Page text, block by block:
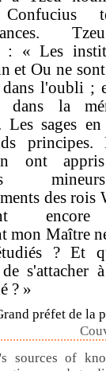
: « Les
et Ou ne
dans l'oubli ;
dans la
Les sages
principes.
ont appris
des rois
mon Maître
? Et
s'attacher
? »
préfet de la
sources of